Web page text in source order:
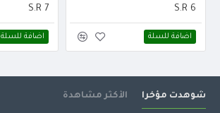
S.R 6
اضافة للسلة
S.R 7
اضافة للسلة
شوهدت مؤخرا الأكثر مشاهدة